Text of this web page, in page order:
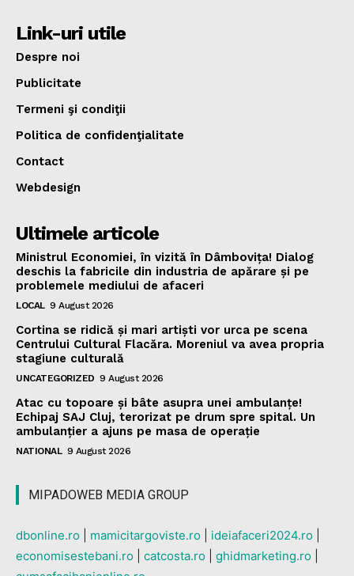
Link-uri utile
Despre noi
Publicitate
Termeni şi condiţii
Politica de confidenţialitate
Contact
Webdesign
Ultimele articole
Ministrul Economiei, în vizită în Dâmbovița! Dialog
deschis la fabricile din industria de apărare și pe
problemele mediului de afaceri
LOCAL 9 August 2026
Cortina se ridică și mari artiști vor urca pe scena
Centrului Cultural Flacăra. Moreniul va avea propria
stagiune culturală
UNCATEGORIZED 9 August 2026
Atac cu topoare și bâte asupra unei ambulanțe!
Echipaj SAJ Cluj, terorizat pe drum spre spital. Un
ambulanțier a ajuns pe masa de operație
NATIONAL 9 August 2026
MIPADOWEB MEDIA GROUP
dbonline.ro mamicitargoviste.ro ideiafaceri2024.ro
economisestebani.ro
catcosta.ro ghidmarketing.ro